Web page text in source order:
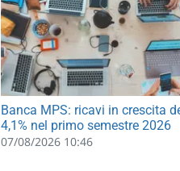
Banca MPS: ricavi in crescita
4,1% nel primo semestre 2026
07/08/2026 10:46